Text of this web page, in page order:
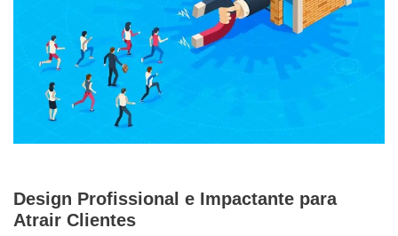
Design Profissional e Impactante para
Atrair Clientes